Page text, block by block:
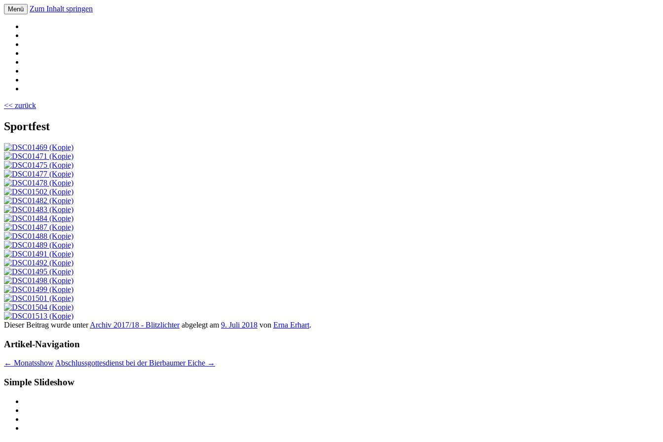
Volksschule Bad Blumau
Menü Zum Inhalt springen
<< zurück
Sportfest
Dieser Beitrag wurde unterArchiv 2017/18 - Blitzlichterabgelegt am 9. Juli 2018 von Erna Erhart.
Artikel-Navigation
← Monatsshow Abschlussgottesdienst bei der Bierbaumer Eiche →
Simple Slideshow